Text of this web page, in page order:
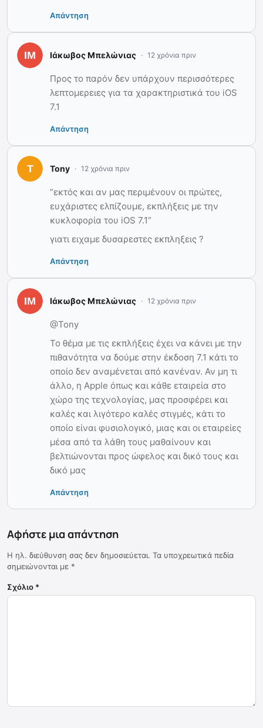
Απάντηση
Ιάκωβος Μπελώνιας 12 χρόνια πριν
Προς το παρόν δεν υπάρχουν περισσότερες
λεπτομερειες για τα χαρακτηριστικά του iOS
7.1
Απάντηση
Tony 12 χρόνια πριν
“εκτός και αν μας περιμένουν οι πρώτες,
ευχάριστες ελπίζουμε, εκπλήξεις με την
κυκλοφορία του iOS 7.1”
γιατι ειχαμε δυσαρεστες εκπληξεις ?
Απάντηση
Ιάκωβος Μπελώνιας 12 χρόνια πριν
@Tony
Το θέμα με τις εκπλήξεις έχει να κάνει με την
πιθανότητα να δούμε στην έκδοση 7.1 κάτι το
οποίο δεν αναμένεται από κανέναν. Αν μη τι
άλλο, η Apple όπως και κάθε εταιρεία στο
χώρο της τεχνολογίας, μας προσφέρει και
καλές και λιγότερο καλές στιγμές, κάτι το
οποίο είναι φυσιολογικό, μιας και οι εταιρείες
μέσα από τα λάθη τους μαθαίνουν και
βελτιώνονται προς ώφελος και δικό τους και
δικό μας
Απάντηση
Αφήστε μια απάντηση
Η ηλ. διεύθυνση σας δεν δημοσιεύεται. Τα υποχρεωτικά πεδία
σημειώνονται με *
Σχόλιο *